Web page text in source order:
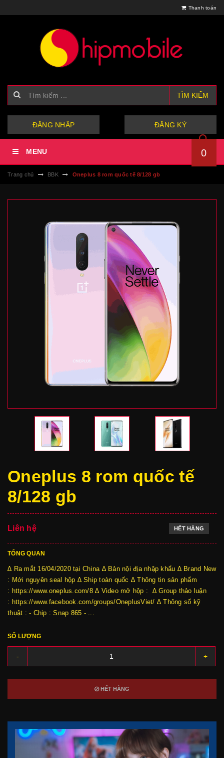
Thanh toán
TÌM KIẾM
ĐĂNG NHẬP ĐĂNG KÝ
MENU 0
Trang chủ BBK Oneplus 8 rom quốc tế 8/128 gb
Oneplus 8 rom quốc tế
8/128 gb
Liên hệ HẾT HÀNG
TỔNG QUAN
∆ Ra mắt 16/04/2020 tại China ∆ Bản nội địa nhập khẩu ∆ Brand New
: Mới nguyên seal hộp ∆ Ship toàn quốc ∆ Thông tin sản phẩm
: https://www.oneplus.com/8 ∆ Video mở hộp : ∆ Group thảo luận
: https://www.facebook.com/groups/OneplusViet/ ∆ Thông số kỹ
thuật : - Chip : Snap 865 - ...
SỐ LƯỢNG
- +
HẾT HÀNG